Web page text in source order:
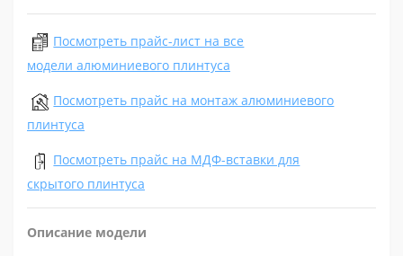
Посмотреть прайс-лист на все
модели алюминиевого плинтуса
Посмотреть прайс на монтаж алюминиевого
плинтуса
Посмотреть прайс на МДФ-вставки для
скрытого плинтуса
Описание модели